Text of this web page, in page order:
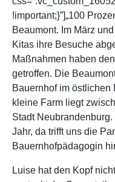
!important;}”]„100
Beaumont. Im März
Kitas ihre Besuche
Maßnahmen haben
getroffen. Die
Bauernhof im östlichen
kleine Farm liegt
Stadt
Jahr, da trifft uns die
Bauernhofpädagogin
Luise hat den Kopf